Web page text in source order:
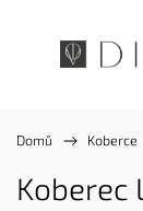
Domů / Koberce
Koberec